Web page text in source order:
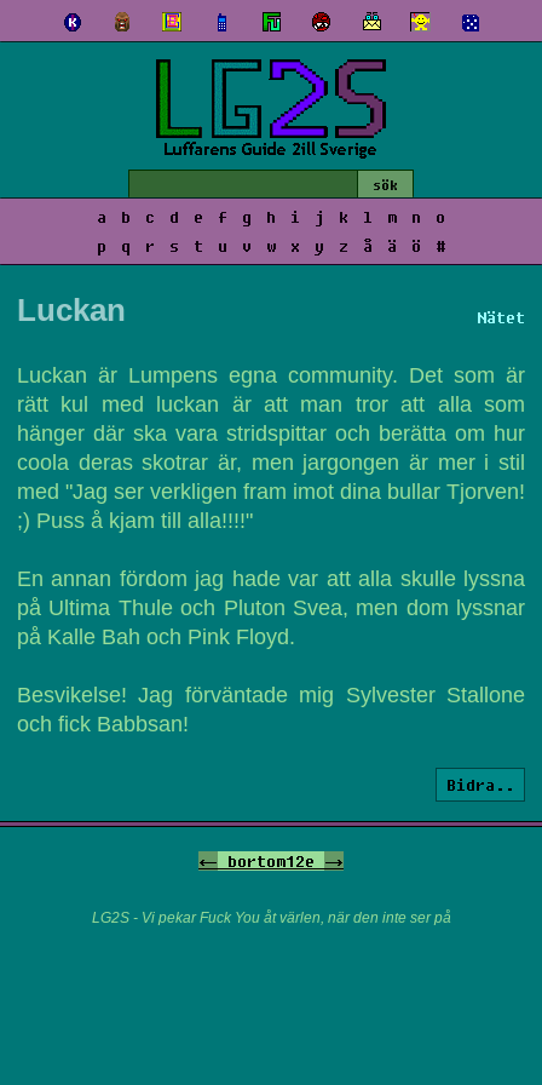
a b c d e f g h i j k l m n
o
p
q r s t u v w x y z å ä ö #
Nätet
Luckan
Luckan är Lumpens egna community. Det som är
rätt kul med luckan är att man tror att alla som
hänger där ska vara stridspittar och berätta om hur
coola deras skotrar är, men jargongen är mer i stil
med "Jag ser verkligen fram imot dina bullar Tjorven!
;) Puss å kjam till alla!!!!"
En annan fördom jag hade var att alla skulle lyssna
på Ultima Thule och Pluton Svea, men dom lyssnar
på Kalle Bah och Pink Floyd.
Besvikelse! Jag förväntade mig Sylvester Stallone
och fick Babbsan!
Bidra..
<- bortom12e ->
LG2S - Vi pekar Fuck You åt värlen, när den inte ser på